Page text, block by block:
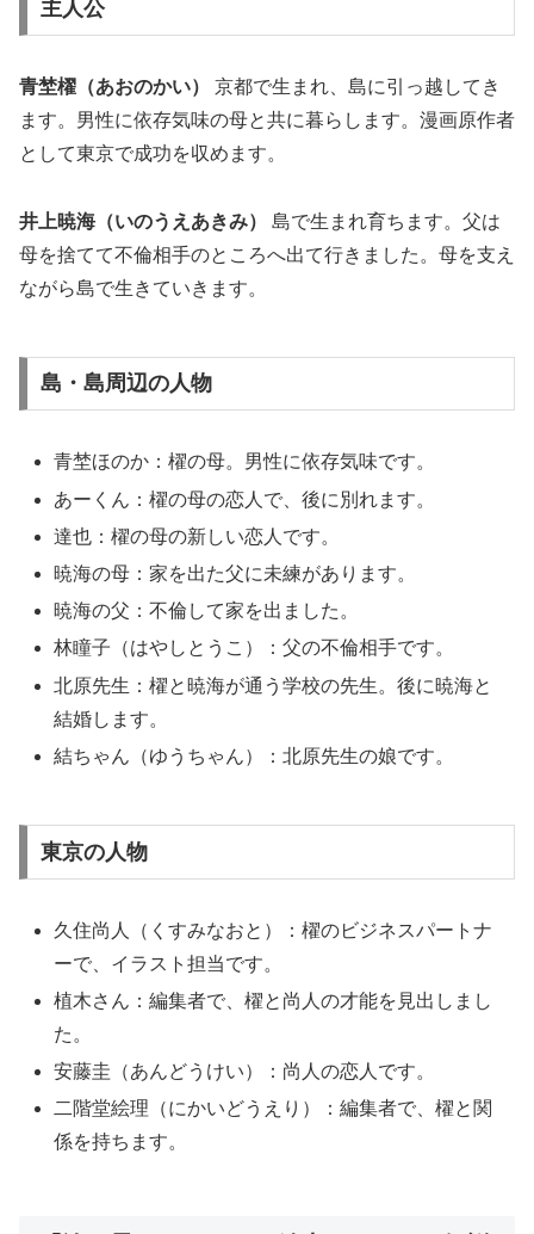
主人公
青埜櫂（あおのかい）
京都で生まれ、島に引っ越してき
ます。男性に依存気味の母と共に暮らします。漫画原作者
として東京で成功を収めます。
井上暁海（いのうえあきみ）
島で生まれ育ちます。父は
母を捨てて不倫相手のところへ出て行きました。母を支え
ながら島で生きていきます。
島・島周辺の人物
青埜ほのか：櫂の母。男性に依存気味です。
あーくん：櫂の母の恋人で、後に別れます。
達也：櫂の母の新しい恋人です。
暁海の母：家を出た父に未練があります。
暁海の父：不倫して家を出ました。
林瞳子（はやしとうこ）：父の不倫相手です。
北原先生：櫂と暁海が通う学校の先生。後に暁海と
結婚します。
結ちゃん（ゆうちゃん）：北原先生の娘です。
東京の人物
久住尚人（くすみなおと）：櫂のビジネスパートナ
ーで、イラスト担当です。
植木さん：編集者で、櫂と尚人の才能を見出しまし
た。
安藤圭（あんどうけい）：尚人の恋人です。
二階堂絵理（にかいどうえり）：編集者で、櫂と関
係を持ちます。